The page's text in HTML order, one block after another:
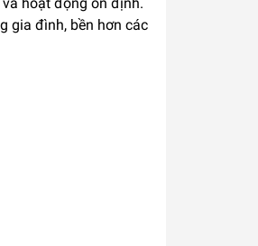
gia đình, bền hơn các